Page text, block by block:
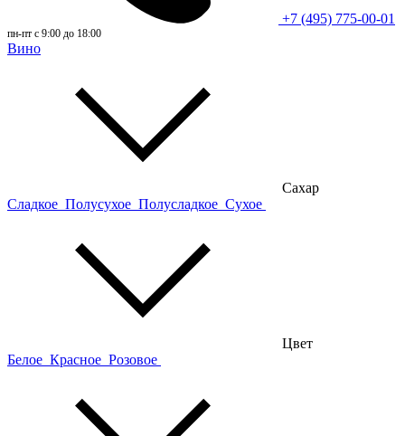
+7 (495) 775-00-01
пн-пт с 9:00 до 18:00
Вино
Сахар
Сладкое Полусухое Полусладкое Сухое
Цвет
Белое Красное Розовое